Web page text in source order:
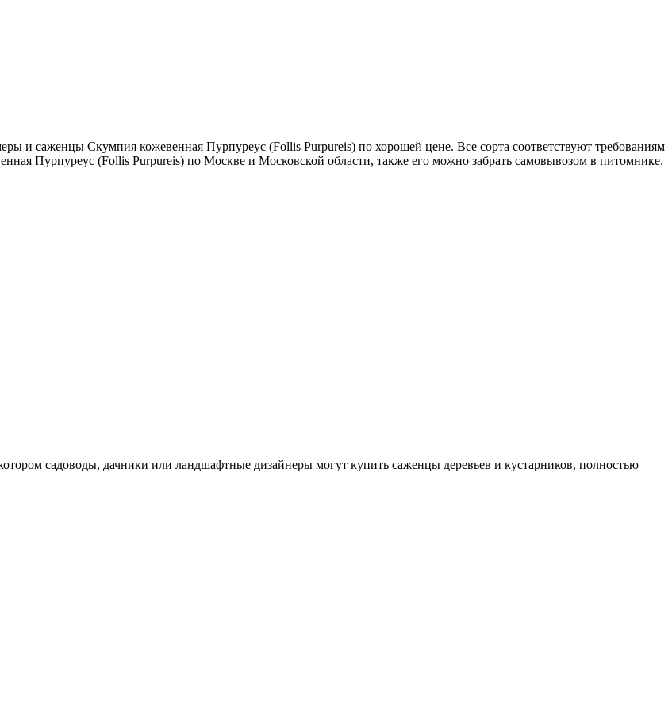
и саженцы Скумпия кожевенная Пурпуреус (Follis Purpureis) по хорошей цене. Все сорта соответствуют требованиям
Пурпуреус (Follis Purpureis) по Москве и Московской области, также его можно забрать самовывозом в питомнике.
садоводы, дачники или ландшафтные дизайнеры могут купить саженцы деревьев и кустарников, полностью